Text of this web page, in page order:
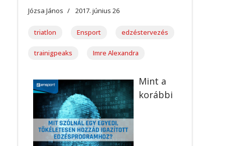
Józsa János 2017. június 26
triatlon Ensport edzéstervezés
trainigpeaks Imre Alexandra
Mint a
korábbi